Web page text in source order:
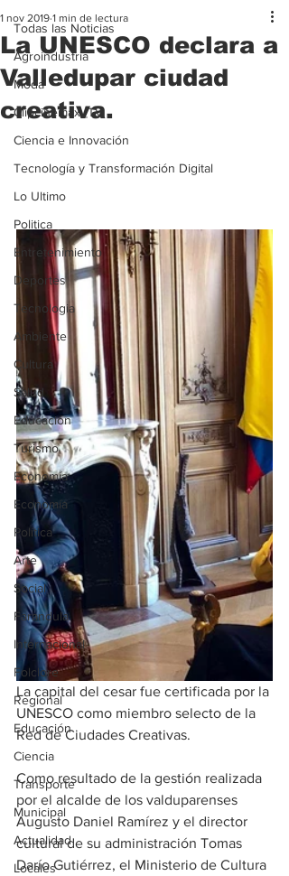
Todas las Noticias
Agroindustria
Moda
Clipcinemax_TV
Ciencia e Innovación
Tecnología y Transformación Digital
Lo Ultimo
Politica
Entretenimiento
Deportes
Tecnologia
Ambiente
Cultura
Salud
Educación
Turismo
Economía
Economía
Política
Arte
Social
Farandula
Internacional
Folclore
Regional
Educación
Ciencia
Transporte
Municipal
Actualidad
Locales
La UNESCO declara a
Valledupar ciudad
creativa.
1 nov 2019 1 min de lectura
La capital del cesar fue certificada por la
UNESCO como miembro selecto de la
Red de Ciudades Creativas.
Como resultado de la gestión realizada
por el alcalde de los valduparenses
Augusto Daniel Ramírez y el director
cultural de su administración Tomas
Darío Gutiérrez, el Ministerio de Cultura